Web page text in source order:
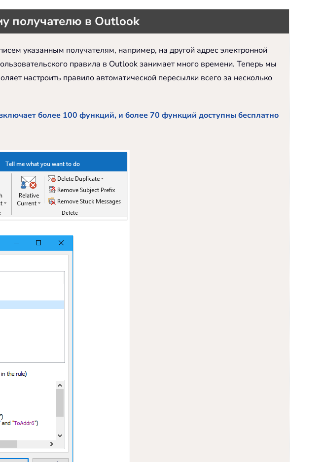
получателю в Outlook
указанным получателям, например, на другой адрес электронной
правила в Outlook занимает много времени. Теперь мы
настроить правило автоматической пересылки всего за несколько
более 100 функций, и более 70 функций доступны бесплатно